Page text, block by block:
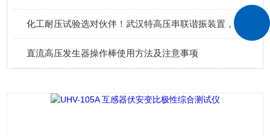
直流高压发生器操作棒使用方法及注意事项